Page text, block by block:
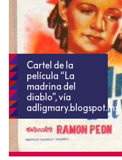
Cartel de la
película “La
madrina del
diablo”, vía
adligmary.blogspot.mx.